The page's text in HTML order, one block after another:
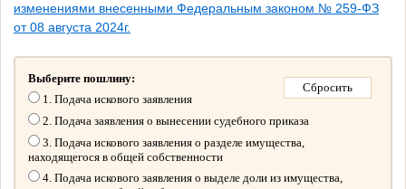
изменениями внесенными Федеральным законом № 259-ФЗ
от 08 августа 2024г.
Выберите пошлину:
1. Подача искового заявления
2. Подача заявления о вынесении судебного приказа
3. Подача искового заявления о разделе имущества,
находящегося в общей собственности
4. Подача искового заявления о выделе доли из имущества,